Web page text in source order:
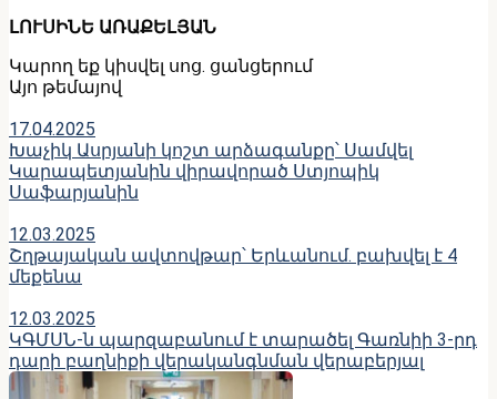
ԼՈՒՍԻՆԵ ԱՌԱՔԵԼՅԱՆ
Կարող եք կիսվել սոց․ ցանցերում
Այո թեմայով
17.04.2025
Խաչիկ Ասրյանի կոշտ արձագանքը՝ Սամվել
Կարապետյանին վիրավորած Ստյոպիկ
Սաֆարյանին
12.03.2025
Շղթայական ավտովթար՝ Երևանում. բախվել է 4
մեքենա
12.03.2025
ԿԳՄՍՆ-ն պարզաբանում է տարածել Գառնիի 3-րդ
դարի բաղնիքի վերականգնման վերաբերյալ